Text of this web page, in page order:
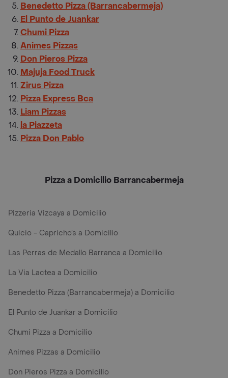
Benedetto Pizza (Barrancabermeja)
El Punto de Juankar
Chumi Pizza
Animes Pizzas
Don Pieros Pizza
Majuja Food Truck
Zirus Pizza
Pizza Express Bca
Liam Pizzas
la Piazzeta
Pizza Don Pablo
Pizza a Domicilio Barrancabermeja
Pizzeria Vizcaya a Domicilio
Quicio - Capricho’s a Domicilio
Las Perras de Medallo Barranca a Domicilio
La Via Lactea a Domicilio
Benedetto Pizza (Barrancabermeja) a Domicilio
El Punto de Juankar a Domicilio
Chumi Pizza a Domicilio
Animes Pizzas a Domicilio
Don Pieros Pizza a Domicilio